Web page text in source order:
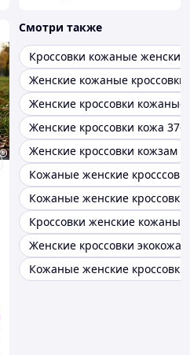
Смотри также
Кроссовки кожаные женские
Женские кожаные
Женские кроссовки кожаные
Женские кроссовки кожа 37-
Женские кроссовки кожзам
Кожаные женские
Кожаные женские
Кроссовки женские
Женские кроссовки экокожа
Кожаные женские